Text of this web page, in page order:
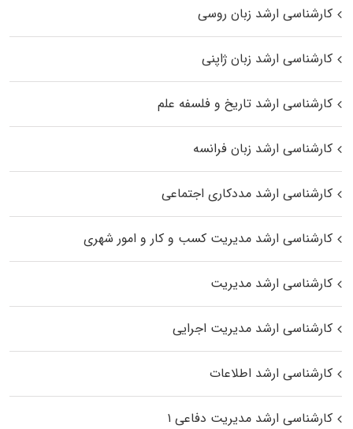
کارشناسی ارشد زبان روسی
کارشناسی ارشد زبان ژاپنی
کارشناسی ارشد تاریخ و فلسفه علم
کارشناسی ارشد زبان فرانسه
کارشناسی ارشد مددکاری اجتماعی
کارشناسی ارشد مدیریت کسب و کار و امور شهری
کارشناسی ارشد مدیریت
کارشناسی ارشد مدیریت اجرایی
کارشناسی ارشد اطلاعات
کارشناسی ارشد مدیریت دفاعی ۱